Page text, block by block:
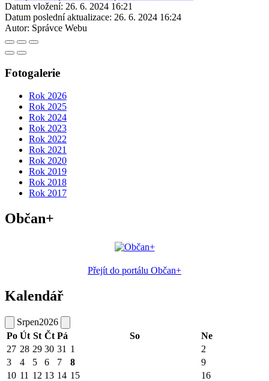
Datum vložení: 26. 6. 2024 16:21
Datum poslední aktualizace: 26. 6. 2024 16:24
Autor: Správce Webu
Fotogalerie
Rok 2026
Rok 2025
Rok 2024
Rok 2023
Rok 2022
Rok 2021
Rok 2020
Rok 2019
Rok 2018
Rok 2017
Občan+
Přejít do portálu Občan+
Kalendář
Srpen2026
Po Út St Čt Pá So
Ne
27 28 29 30 31 1
2
3
4 5 6 7 8
9
10 11 12 13 14 15 16